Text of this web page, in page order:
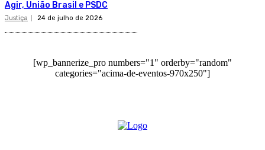
Agir, União Brasil e PSDC
Justiça 24 de julho de 2026
[wp_bannerize_pro numbers="1" orderby="random"
categories="acima-de-eventos-970x250"]